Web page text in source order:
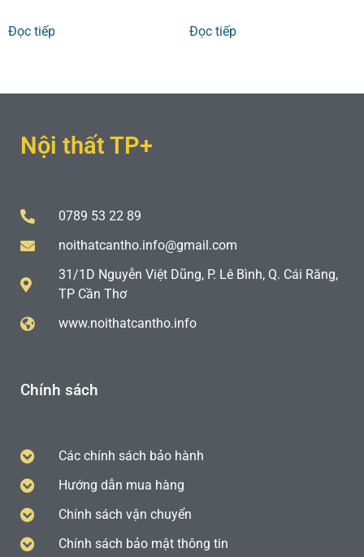
Đọc tiếp Đọc tiếp
Nội thất TP+
0789 53 22 89
noithatcantho.info@gmail.com
31/1D Nguyễn Việt Dũng, P. Lê Bình, Q. Cái Răng,
TP Cần Thơ
www.noithatcantho.info
Chính sách
Các chính sách bảo hành
Hướng dẫn mua hàng
Chính sách vận chuyển
Chính sách bảo mật thông tin